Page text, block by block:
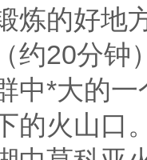
炼的好地
约20分
中*大的
的火山口